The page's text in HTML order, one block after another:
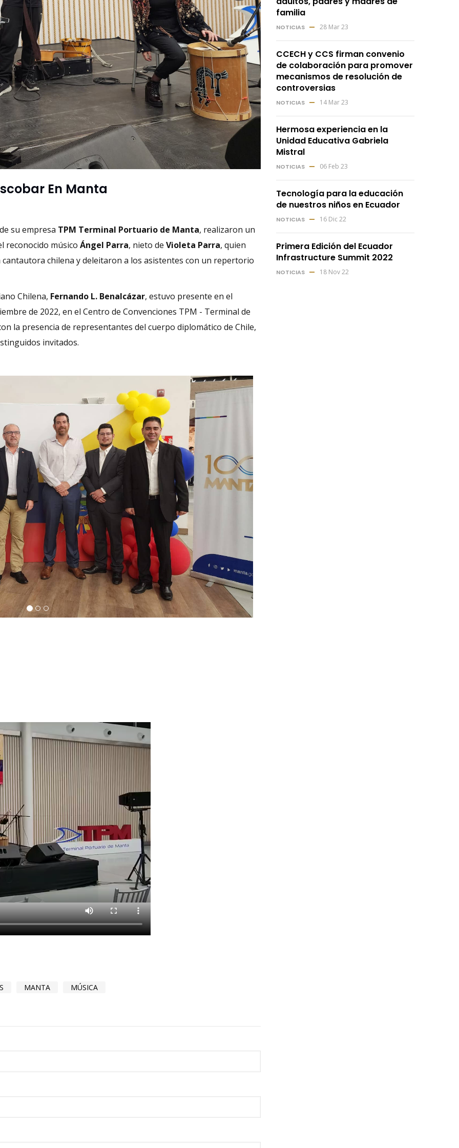
En Manta
su empresa TPM Terminal Portuario de Manta, realizaron un
reconocido músico Ángel Parra, nieto de Violeta Parra, quien
chilena y deleitaron a los asistentes con un repertorio
Chilena, Fernando L. Benalcázar, estuvo presente en el
de 2022, en el Centro de Convenciones TPM - Terminal de
la presencia de representantes del cuerpo diplomático de Chile,
invitados.
MANTA MÚSICA
familia
NOTICIAS 28 Mar 23
CCECH y CCS firman convenio
de colaboración para promover
mecanismos de resolución de
controversias
NOTICIAS 14 Mar 23
Hermosa experiencia en la
Unidad Educativa Gabriela
Mistral
NOTICIAS 06 Feb 23
Tecnología para la educación
de nuestros niños en Ecuador
NOTICIAS 16 Dic 22
Primera Edición del Ecuador
Infrastructure Summit 2022
NOTICIAS 18 Nov 22